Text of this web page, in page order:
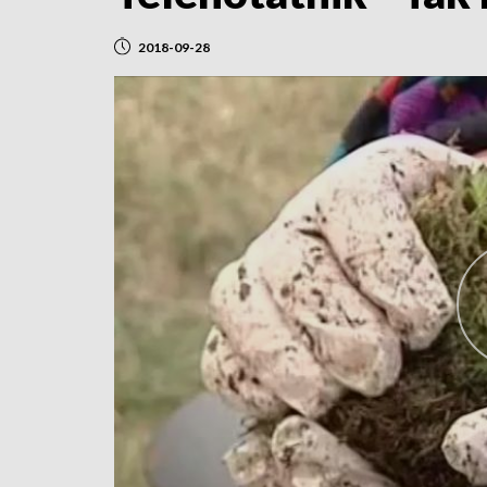
2018-09-28